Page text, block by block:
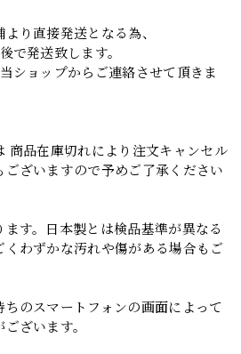
り直接発送となる為、
で発送致します。
ショップからご連絡させて頂きま
商品在庫切れにより注文キャンセル
ございますので予めご了承ください
ます。日本製とは検品基準が異なる
わずかな汚れや傷がある場合もご
ちのスマートフォンの画面によって
ざいます。